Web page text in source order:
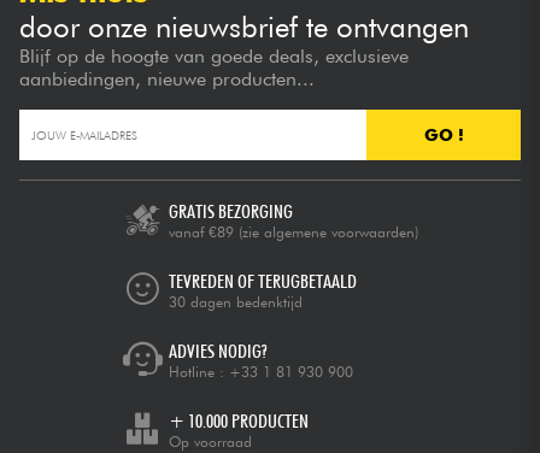
door onze nieuwsbrief te ontvangen
Blijf op de hoogte van goede deals, exclusieve
aanbiedingen, nieuwe producten...
GO !
GRATIS BEZORGING
vanaf €89 (zie algemene voorwaarden)
TEVREDEN OF TERUGBETAALD
30 dagen bedenktijd
ADVIES NODIG?
Hotline : +33 1 81 930 900
+ 10.000 PRODUCTEN
Op voorraad